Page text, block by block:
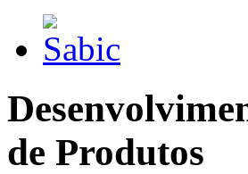
de Produtos